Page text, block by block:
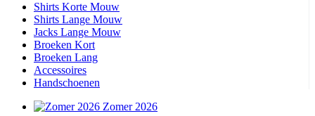
Shirts Korte Mouw
Shirts Lange Mouw
Jacks Lange Mouw
Broeken Kort
Broeken Lang
Accessoires
Handschoenen
Zomer 2026